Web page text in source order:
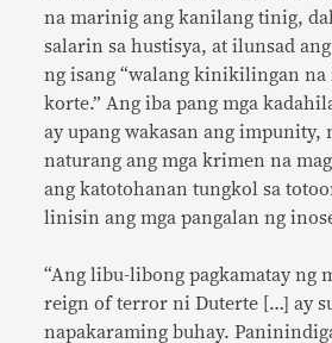
na marinig ang kanilang tinig,
salarin sa hustisya, at ilunsad
ng isang “walang kinikilingan na
korte.” Ang iba pang mga
ay upang wakasan ang impunity,
naturang ang mga krimen na
ang katotohanan tungkol sa
linisin ang mga pangalan ng
“Ang libu-libong pagkamatay ng
reign of terror ni Duterte […] ay
napakaraming buhay.